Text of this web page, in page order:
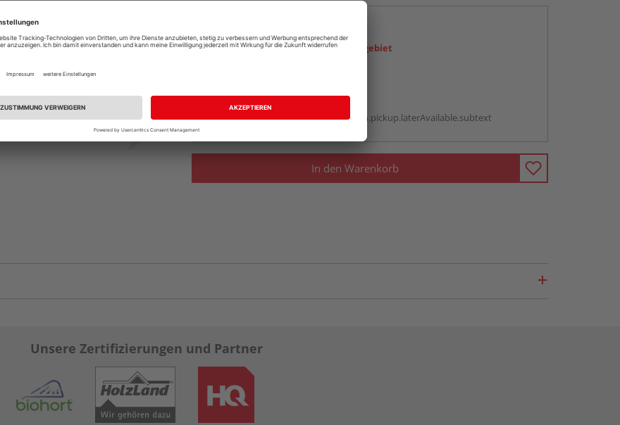
enthalten.
Ihr Standort ist nicht im Liefergebiet
Auf Vorbestellung:
vue.ads.priceMerchantBox.option.pickup.laterAvailable.subtext
In den Warenkorb
Unsere Zertifizierungen und Partner